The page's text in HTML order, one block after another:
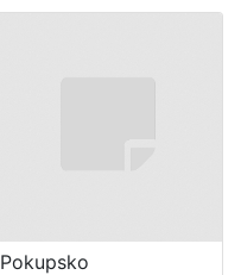
Pokupsko